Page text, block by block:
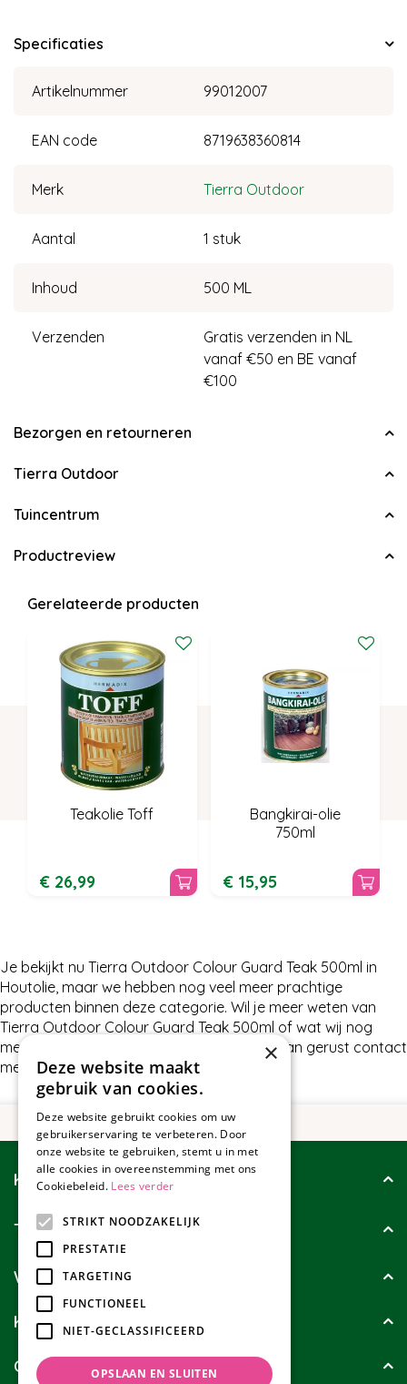
Specificaties
Artikelnummer 99012007
EAN code 8719638360814
Merk Tierra Outdoor
Aantal 1 stuk
Inhoud 500 ML
Verzenden
Gratis verzenden in NL
vanaf €50 en BE vanaf
€100
Bezorgen en retourneren
Tierra Outdoor
Tuincentrum
Productreview
Gerelateerde producten
Teakolie Toff
€ 26,99
Bangkirai-olie
750ml
€ 15,95
Je bekijkt nu Tierra Outdoor Colour Guard Teak 500ml in
Houtolie, maar we hebben nog veel meer prachtige
producten binnen deze categorie. Wil je meer weten van
Tierra Outdoor Colour Guard Teak 500ml of wat wij nog
meer te bieden hebben in Houtolie, neem dan gerust contact
met ons op.
Klantenservice
Tuincollectie
Wie zijn wij?
Klanten geven ons
Contact
×
Deze website maakt
gebruik van cookies.
Deze website gebruikt cookies om uw
gebruikerservaring te verbeteren. Door
onze website te gebruiken, stemt u in met
alle cookies in overeenstemming met ons
Cookiebeleid. Lees verder
STRIKT NOODZAKELIJK
PRESTATIE
TARGETING
FUNCTIONEEL
NIET-GECLASSIFICEERD
OPSLAAN EN SLUITEN